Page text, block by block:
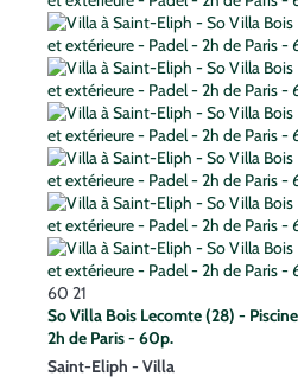
60 21
So Villa Bois Lecomte (28) -
2h de Paris - 60p.
Saint-Eliph - Villa